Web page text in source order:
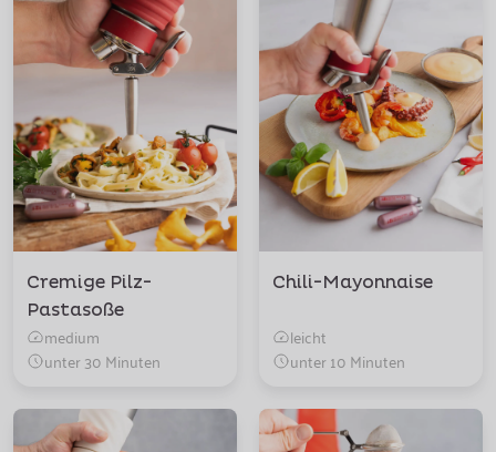
Cremige Pilz-
Pastasoße
medium
unter 30 Minuten
Chili-Mayonnaise
leicht
unter 10 Minuten